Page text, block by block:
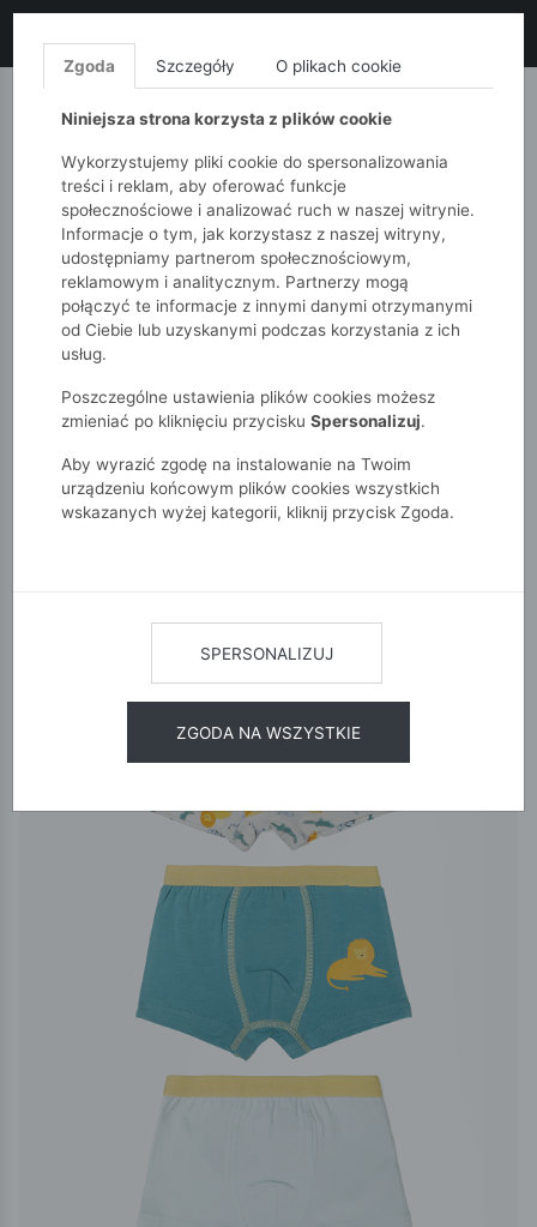
MONNARI QUIOSQUE
51015kids Akcesoria Bielizna
BIELIZNA
POKAŻ FILTRY
Zgoda Szczegóły O plikach cookie
Niniejsza strona korzysta z plików cookie
Wykorzystujemy pliki cookie do spersonalizowania
treści i reklam, aby oferować funkcje
społecznościowe i analizować ruch w naszej witrynie.
Informacje o tym, jak korzystasz z naszej witryny,
udostępniamy partnerom społecznościowym,
reklamowym i analitycznym. Partnerzy mogą
połączyć te informacje z innymi danymi otrzymanymi
od Ciebie lub uzyskanymi podczas korzystania z ich
usług.
Poszczególne ustawienia plików cookies możesz
zmieniać po kliknięciu przycisku Spersonalizuj.
Aby wyrazić zgodę na instalowanie na Twoim
urządzeniu końcowym plików cookies wszystkich
wskazanych wyżej kategorii, kliknij przycisk Zgoda.
SPERSONALIZUJ
ZGODA NA WSZYSTKIE